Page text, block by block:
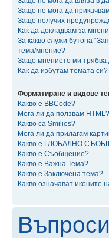
Защо не мога да
Защо получих
Как да докладвам за
За какво служи бутона
тема/мнение?
Защо мнението ми трябва
Как да избутам темата си?
Форматиране и видове
Какво е BBCode?
Мога ли да ползвам HTML?
Какво са Smilies?
Мога ли да прилагам
Какво е ГЛОБАЛНО
Какво е Съобщение?
Какво е Важна Тема?
Какво е Заключена тема?
Какво означават иконите